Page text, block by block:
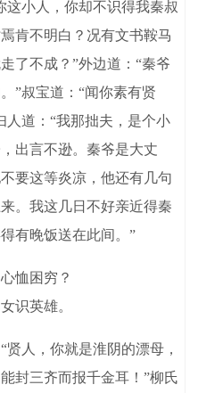
这小人，你却不识得我秦叔
肯不明白？况有文书鞍马
了不成？”外边道：“秦爷
”叔宝道：“闻你素有贤
人道：“我那拙夫，是个小
出言不逊。秦爷是大丈
要这等炎凉，他还有几句
。我这几日不好亲近得秦
有晚饭送在此间。”
恤困穷？
识英雄。
人，你就是淮阴的漂母，
封三齐而报千金耳！”柳氏